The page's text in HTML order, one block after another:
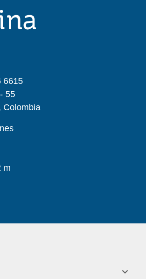
6615
55
Colombia
m
